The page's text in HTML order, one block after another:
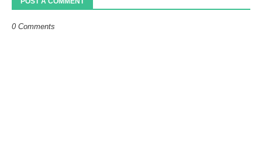
0 Comments